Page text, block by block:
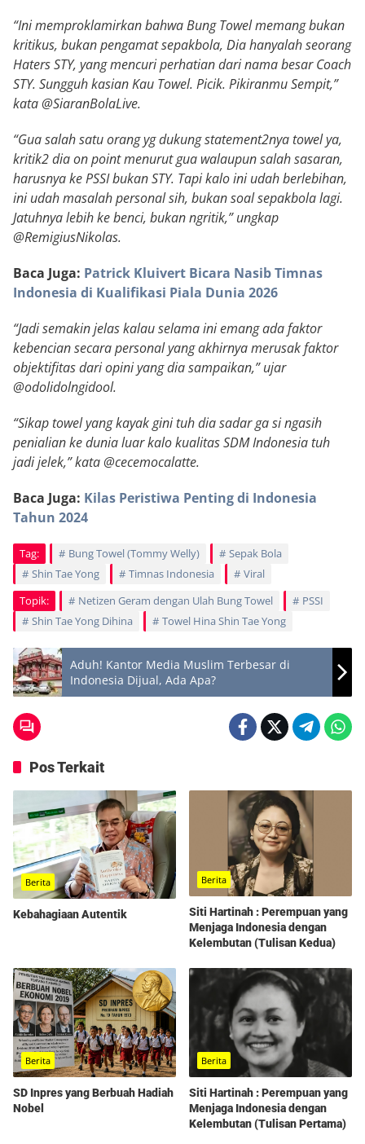
“Ini memproklamirkan bahwa Bung Towel memang bukan
kritikus, bukan pengamat sepakbola, Dia hanyalah seorang
Haters STY, yang mencuri perhatian dari nama besar Coach
STY. Sungguh kasian Kau Towel. Picik. Pikiranmu Sempit,”
kata @SiaranBolaLive.
“Gua salah satu orang yg dukung statement2nya towel ya,
kritik2 dia on point menurut gua walaupun salah sasaran,
harusnya ke PSSI bukan STY. Tapi kalo ini udah berlebihan,
ini udah masalah personal sih, bukan soal sepakbola lagi.
Jatuhnya lebih ke benci, bukan ngritik,” ungkap
@RemigiusNikolas.
Baca Juga: Patrick Kluivert Bicara Nasib Timnas
Indonesia di Kualifikasi Piala Dunia 2026
“Jadi semakin jelas kalau selama ini emang ada faktor
kebencian secara personal yang akhirnya merusak faktor
objektifitas dari opini yang dia sampaikan,” ujar
@odolidolngidool.
“Sikap towel yang kayak gini tuh dia sadar ga si ngasih
penialian ke dunia luar kalo kualitas SDM Indonesia tuh
jadi jelek,” kata @cecemocalatte.
Baca Juga: Kilas Peristiwa Penting di Indonesia
Tahun 2024
Tag: Bung Towel (Tommy Welly)
Sepak Bola
Shin Tae Yong
Timnas Indonesia
Viral
Topik:
Netizen Geram dengan Ulah Bung Towel
PSSI
Shin Tae Yong Dihina
Towel Hina Shin Tae Yong
Aduh! Kantor Media Muslim Terbesar di
Indonesia Dijual, Ada Apa?
Pos Terkait
Berita
Kebahagiaan Autentik
Berita
Siti Hartinah : Perempuan yang
Menjaga Indonesia dengan
Kelembutan (Tulisan Kedua)
Berita
SD Inpres yang Berbuah Hadiah
Nobel
Berita
Siti Hartinah : Perempuan yang
Menjaga Indonesia dengan
Kelembutan (Tulisan Pertama)